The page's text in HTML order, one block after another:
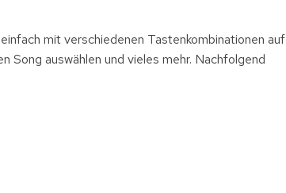
mit verschiedenen Tastenkombinationen auf
Song auswählen und vieles mehr. Nachfolgend